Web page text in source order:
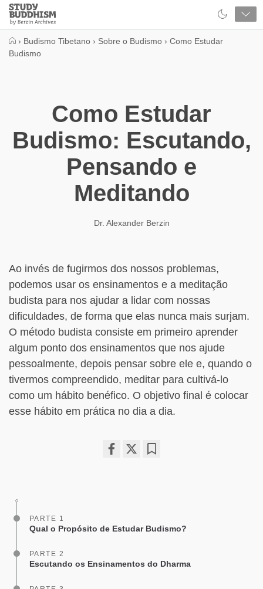
Close
Study
Buddhism
› Budismo Tibetano › Sobre o Budismo › Como Estudar
Budismo
Como Estudar
Budismo: Escutando,
Pensando e
Meditando
Dr. Alexander Berzin
Ao invés de fugirmos dos nossos problemas,
podemos usar os ensinamentos e a meditação
budista para nos ajudar a lidar com nossas
dificuldades, de forma que elas nunca mais surjam.
O método budista consiste em primeiro aprender
algum ponto dos ensinamentos que nos ajude
pessoalmente, depois pensar sobre ele e, quando o
tivermos compreendido, meditar para cultivá-lo
como um hábito benéfico. O objetivo final é colocar
esse hábito em prática no dia a dia.
PARTE 1
Qual o Propósito de Estudar Budismo?
PARTE 2
Escutando os Ensinamentos do Dharma